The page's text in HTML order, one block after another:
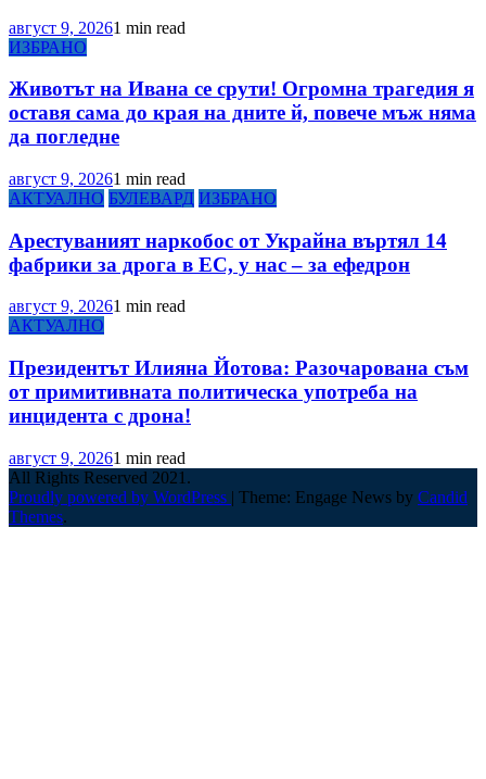
август 9, 20261 min read
ИЗБРАНО
Животът на Ивана се срути! Огромна трагедия я
оставя сама до края на дните й, повече мъж няма
да погледне
август 9, 20261 min read
АКТУАЛНО БУЛЕВАРД ИЗБРАНО
Арестуваният наркобос от Украйна въртял 14
фабрики за дрога в ЕС, у нас – за ефедрон
август 9, 20261 min read
АКТУАЛНО
Президентът Илияна Йотова: Разочарована съм
от примитивната политическа употреба на
инцидента с дрона!
август 9, 20261 min read
All Rights Reserved 2021.
Proudly powered by WordPress | Theme: Engage News by Candid
Themes.